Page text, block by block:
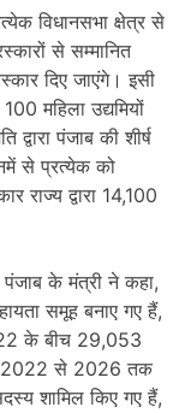
विधानसभा क्षेत्र से
से सम्मानित
दिए जाएंगे। इसी
महिला उद्यमियों
पंजाब की शीर्ष
से प्रत्येक को
राज्य द्वारा 14,100
के मंत्री ने कहा,
समूह बनाए गए हैं,
के बीच 29,053
2022 से 2026 तक
शामिल किए गए हैं,